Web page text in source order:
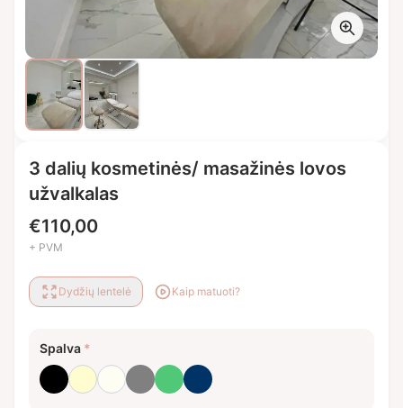
3 dalių kosmetinės/ masažinės lovos
užvalkalas
€110,00
+ PVM
Dydžių lentelė Kaip matuoti?
Spalva *
JuodaKreminėPieno balta
PilkaSmaragdo žalia
Tamsiai mėlyna